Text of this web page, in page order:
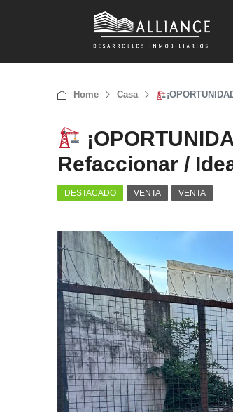
Home Casa
Refaccionar /
DESTACADO VENTA VENTA